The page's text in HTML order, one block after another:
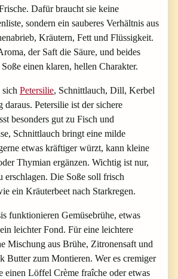
Dafür braucht sie keine
sondern ein sauberes Verhältnis aus
Kräutern, Fett und Flüssigkeit.
der Saft die Säure, und beides
einen klaren, hellen Charakter.
Petersilie, Schnittlauch, Dill, Kerbel
daraus. Petersilie ist der sichere
besonders gut zu Fisch und
Schnittlauch bringt eine milde
etwas kräftiger würzt, kann kleine
Thymian ergänzen. Wichtig ist nur,
erschlagen. Die Soße soll frisch
ein Kräuterbeet nach Starkregen.
funktionieren Gemüsebrühe, etwas
leichter Fond. Für eine leichtere
Mischung aus Brühe, Zitronensaft und
Butter zum Montieren. Wer es cremiger
einen Löffel Crème fraîche oder etwas